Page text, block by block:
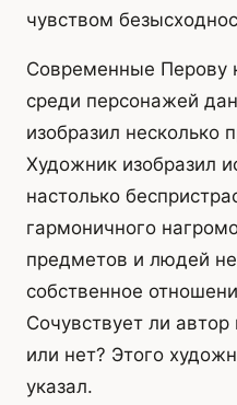
чувством
Современные Перову
среди персонажей
изобразил несколько
Художник изобразил
настолько
гармоничного
предметов и людей
собственное
Сочувствует ли
или нет? Этого
указал.